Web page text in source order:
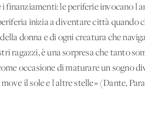
finanziamenti: le periferie invocano
inizia a diventare città quando
donna e di ogni creatura che
ragazzi, è una sorpresa che tanto
occasione di maturare un sogno
il sole e l'altre stelle» (Dante,